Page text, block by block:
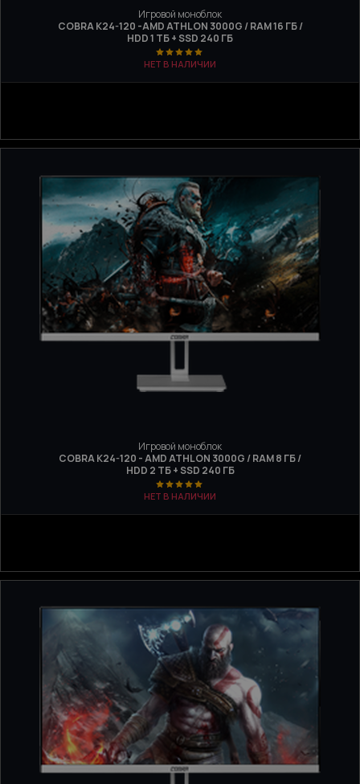
Игровой моноблок
COBRA K24-120 -AMD ATHLON 3000G / RAM 16 ГБ /
HDD 1 ТБ + SSD 240 ГБ
НЕТ В НАЛИЧИИ
Игровой моноблок
COBRA K24-120 - AMD ATHLON 3000G / RAM 8 ГБ /
HDD 2 ТБ + SSD 240 ГБ
НЕТ В НАЛИЧИИ